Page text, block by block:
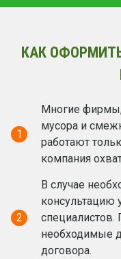
КАК
1
Многие
мусора и
работают
компания
2
В случае
консультацию
специалистов.
необходимые
договора.